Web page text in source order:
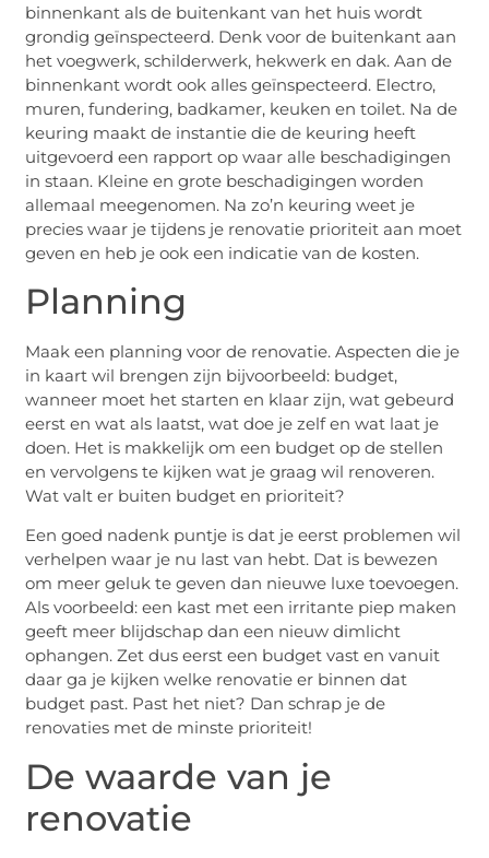
binnenkant als de buitenkant van het huis wordt
grondig geïnspecteerd. Denk voor de buitenkant aan
het voegwerk, schilderwerk, hekwerk en dak. Aan de
binnenkant wordt ook alles geïnspecteerd. Electro,
muren, fundering, badkamer, keuken en toilet. Na de
keuring maakt de instantie die de keuring heeft
uitgevoerd een rapport op waar alle beschadigingen
in staan. Kleine en grote beschadigingen worden
allemaal meegenomen. Na zo’n keuring weet je
precies waar je tijdens je renovatie prioriteit aan moet
geven en heb je ook een indicatie van de kosten.
Planning
Maak een planning voor de renovatie. Aspecten die je
in kaart wil brengen zijn bijvoorbeeld: budget,
wanneer moet het starten en klaar zijn, wat gebeurd
eerst en wat als laatst, wat doe je zelf en wat laat je
doen. Het is makkelijk om een budget op de stellen
en vervolgens te kijken wat je graag wil renoveren.
Wat valt er buiten budget en prioriteit?
Een goed nadenk puntje is dat je eerst problemen wil
verhelpen waar je nu last van hebt. Dat is bewezen
om meer geluk te geven dan nieuwe luxe toevoegen.
Als voorbeeld: een kast met een irritante piep maken
geeft meer blijdschap dan een nieuw dimlicht
ophangen. Zet dus eerst een budget vast en vanuit
daar ga je kijken welke renovatie er binnen dat
budget past. Past het niet? Dan schrap je de
renovaties met de minste prioriteit!
De waarde van je
renovatie